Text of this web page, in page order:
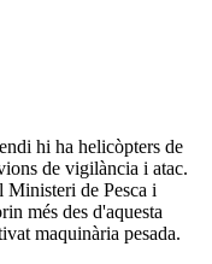
hi ha helicòpters de
de vigilància i atac.
Ministeri de Pesca i
més des d'aquesta
maquinària pesada.